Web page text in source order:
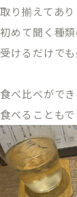
取り揃えてあり
初めて聞く種
受けるだけで
食べ比べがで
食べることも